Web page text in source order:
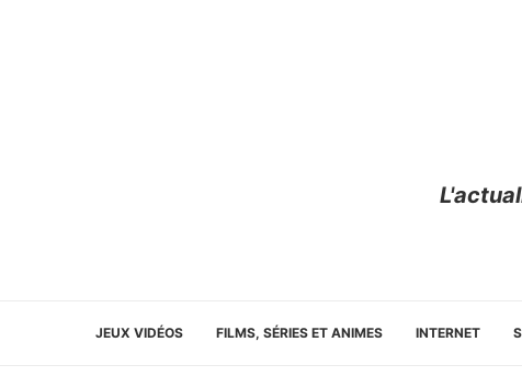
JEUX VIDÉOS FILMS, SÉRIES ET ANIMES INTERNET